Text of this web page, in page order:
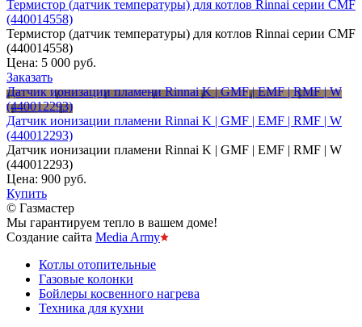
Термистор (датчик температуры) для котлов Rinnai серии CMF
(440014558)
Термистор (датчик температуры) для котлов Rinnai серии CMF
(440014558)
Цена: 5 000 руб.
Заказать
Датчик ионизации пламени Rinnai K | GMF | EMF | RMF | W
(440012293)
Датчик ионизации пламени Rinnai K | GMF | EMF | RMF | W
(440012293)
Датчик ионизации пламени Rinnai K | GMF | EMF | RMF | W
(440012293)
Цена: 900 руб.
Купить
© Газмастер
Мы гарантируем тепло в вашем доме!
Создание сайта Media Army
Котлы отопительные
Газовые колонки
Бойлеры косвенного нагрева
Техника для кухни